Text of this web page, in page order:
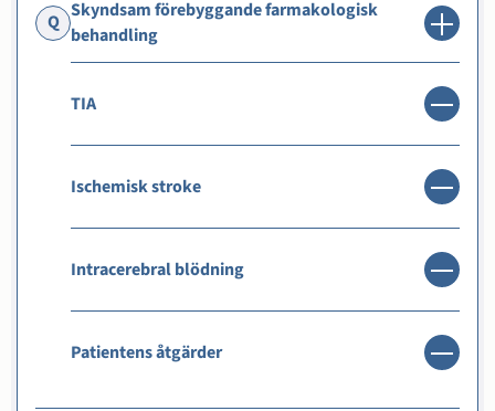
Q
Skyndsam förebyggande farmakologisk
behandling
TIA
Ischemisk stroke
Intracerebral blödning
Patientens åtgärder